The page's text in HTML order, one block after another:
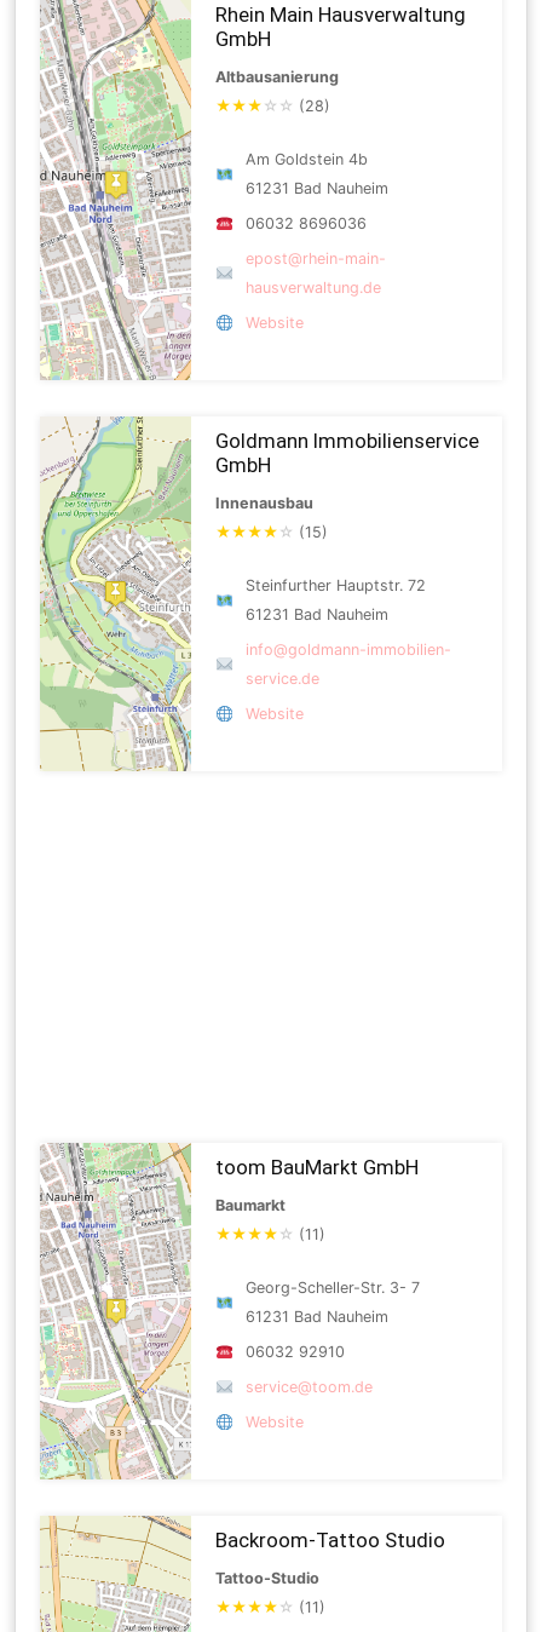
Rhein Main Hausverwaltung
GmbH
Altbausanierung
★★★ ☆ ☆ (28)
Am Goldstein 4b
61231 Bad Nauheim
06032 8696036
epost@rhein-main-
hausverwaltung.de
Website
Goldmann Immobilienservice
GmbH
Innenausbau
★★★★ ☆ (15)
Steinfurther Hauptstr. 72
61231 Bad Nauheim
info@goldmann-immobilien-
service.de
Website
toom BauMarkt GmbH
Baumarkt
★★★★ ☆ (11)
Georg-Scheller-Str. 3- 7
61231 Bad Nauheim
06032 92910
service@toom.de
Website
Backroom-Tattoo Studio
Tattoo-Studio
★★★★ ☆ (11)